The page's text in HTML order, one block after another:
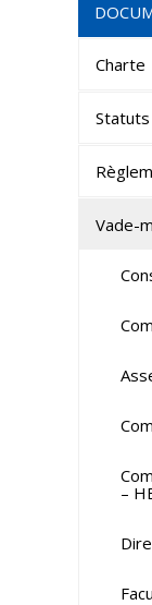
Charte
Statuts
Vade-
–